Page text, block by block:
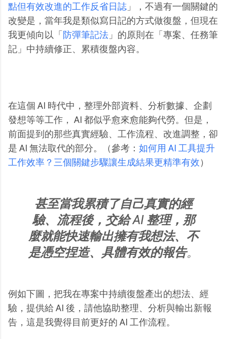
點但有效改進的工作反省日誌 」，不過有一個關鍵的
改變是，當年我是類似寫日記的方式做復盤，但現在
我更傾向以「防彈筆記法 」的原則在「專案、任務筆
記」中持續修正、累積復盤內容。
在這個 AI 時代中，整理外部資料、分析數據、企劃
發想等等工作， AI 都似乎愈來愈能夠代勞。但是，
前面提到的那些真實經驗、工作流程、改進調整，卻
是 AI 無法取代的部分。（參考： 如何用 AI 工具提升
工作效率？三個關鍵步驟讓生成結果更精準有效）
甚至當我累積了自己真實的經
驗、流程後，交給 AI 整理，那
麼就能快速輸出擁有我想法、不
是憑空捏造、具體有效的報告。
例如下圖，把我在專案中持續復盤產出的想法、經
驗，提供給 AI 後，請他協助整理、分析與輸出新報
告，這是我覺得目前更好的 AI 工作流程。